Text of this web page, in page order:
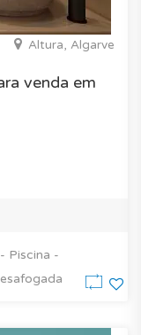
Altura, Algarve
venda em
Piscina -